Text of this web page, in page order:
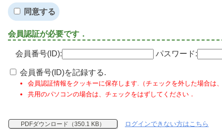
同意する
会員認証が必要です．
会員番号(ID): パスワード:
会員番号(ID)を記録する.
会員認証情報をクッキーに保存します.（チェックを外した場合は
共用のパソコンの場合は、チェックをはずしてください．
PDFダウンロード（350.1 KB）
ログインできない方はこちら